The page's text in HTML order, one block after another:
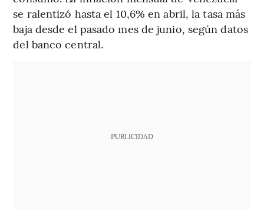
se ralentizó hasta el 10,6% en abril, la tasa más
baja desde el pasado mes de junio, según datos
del banco central.
PUBLICIDAD